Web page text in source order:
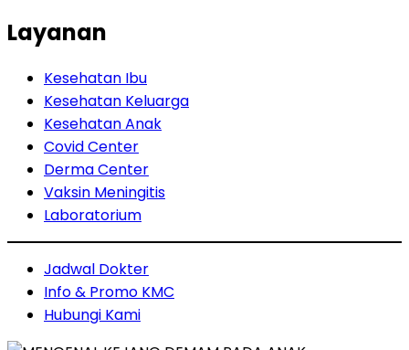
Layanan
Kesehatan Ibu
Kesehatan Keluarga
Kesehatan Anak
Covid Center
Derma Center
Vaksin Meningitis
Laboratorium
Jadwal Dokter
Info & Promo KMC
Hubungi Kami